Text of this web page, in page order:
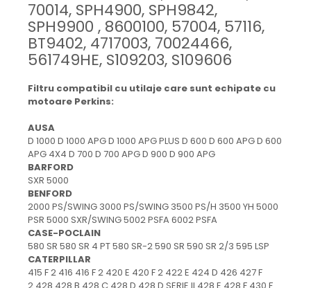
Mecanice
Electrice
Hidraulice
Motoare electrice si pompe
SÖRENSEN
Mecanice
Electrice
Hidraulice
Cilindri hidraulici si burdufe
protectie
Grup electropompa
Bolturi, role si bucsi
MAMMUT LIFT
Mecanice
Electrice
Hidraulice
70014, SPH4900, SPH9842,
SPH9900 , 8600100, 57004, 57116,
BT9402, 4717003, 70024466,
561749HE, S109203, S109606
Filtru compatibil cu utilaje care sunt echipate cu
motoare Perkins:
AUSA
D 1000 D 1000 APG D 1000 APG PLUS D 600 D 600 APG D 600
APG 4X4 D 700 D 700 APG D 900 D 900 APG
BARFORD
SXR 5000
BENFORD
2000 PS/SWING 3000 PS/SWING 3500 PS/H 3500 YH 5000
PSR 5000 SXR/SWING 5002 PSFA 6002 PSFA
CASE-POCLAIN
580 SR 580 SR 4 PT 580 SR-2 590 SR 590 SR 2/3 595 LSP
CATERPILLAR
415 F 2 416 416 F 2 420 E 420 F 2 422 E 424 D 426 427 F